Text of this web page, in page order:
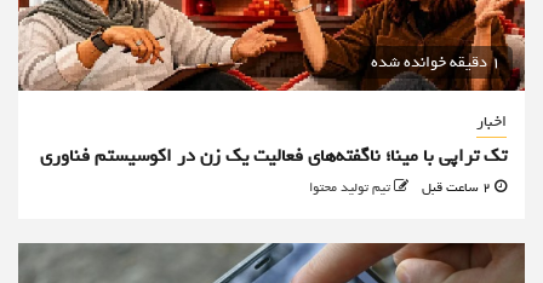
1 دقیقه خوانده شده
اخبار
تک تراپی با مینا؛ ناگفته‌های فعالیت یک زن در اکوسیستم فناوری
تیم تولید محتوا